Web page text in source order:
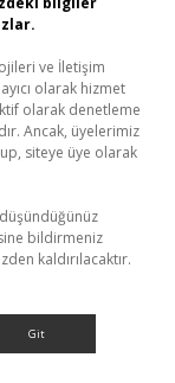
ve İletişim
olarak hizmet
olarak denetleme
Ancak, üyelerimiz
siteye üye olarak
bildirmeniz
kaldırılacaktır.